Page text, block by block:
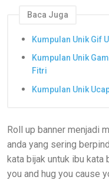
Baca Juga
Kumpulan Unik Gif
Kumpulan Unik
Fitri
Kumpulan Unik
Roll up banner menjadi
anda yang sering
kata bijak untuk ibu
you and hug you cause